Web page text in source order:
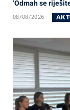
‘Odmah se
08/08/2026